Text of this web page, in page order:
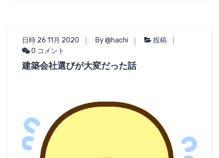
日時 26 11月 2020 By @hachi
投稿
0 コメント
建築会社選びが大変だった話